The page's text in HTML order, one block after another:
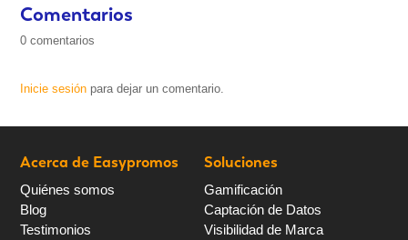
Comentarios
0 comentarios
Inicie sesión para dejar un comentario.
Acerca de Easypromos
Quiénes somos
Blog
Testimonios
Soluciones
Gamificación
Captación de Datos
Visibilidad de Marca